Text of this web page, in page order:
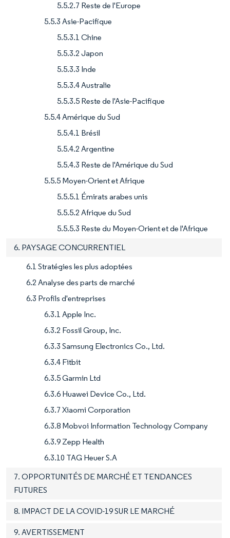
5.5.2.7 Reste de l'Europe
5.5.3 Asie-Pacifique
5.5.3.1 Chine
5.5.3.2 Japon
5.5.3.3 Inde
5.5.3.4 Australie
5.5.3.5 Reste de l'Asie-Pacifique
5.5.4 Amérique du Sud
5.5.4.1 Brésil
5.5.4.2 Argentine
5.5.4.3 Reste de l'Amérique du Sud
5.5.5 Moyen-Orient et Afrique
5.5.5.1 Émirats arabes unis
5.5.5.2 Afrique du Sud
5.5.5.3 Reste du Moyen-Orient et de l'Afrique
6. PAYSAGE CONCURRENTIEL
6.1 Stratégies les plus adoptées
6.2 Analyse des parts de marché
6.3 Profils d'entreprises
6.3.1 Apple Inc.
6.3.2 Fossil Group, Inc.
6.3.3 Samsung Electronics Co., Ltd.
6.3.4 Fitbit
6.3.5 Garmin Ltd
6.3.6 Huawei Device Co., Ltd.
6.3.7 Xiaomi Corporation
6.3.8 Mobvoi Information Technology Company
6.3.9 Zepp Health
6.3.10 TAG Heuer S.A
7. OPPORTUNITÉS DE MARCHÉ ET TENDANCES
FUTURES
8. IMPACT DE LA COVID-19 SUR LE MARCHÉ
9. AVERTISSEMENT